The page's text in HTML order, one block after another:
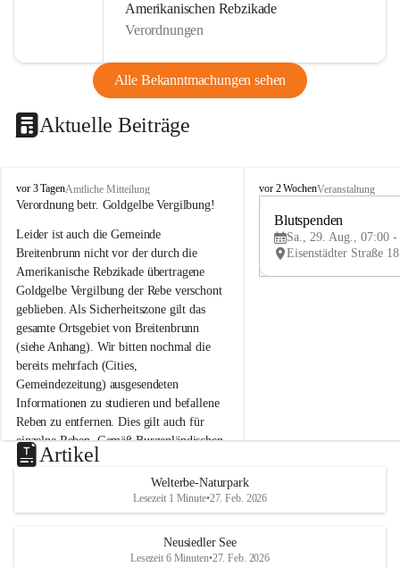
Amerikanischen Rebzikade
Verordnungen
Alle Bekanntmachungen sehen
Aktuelle Beiträge
B
r
i
t
e
n
b
r
u
n
n
a
m
N
e
u
s
d
vor 3 TagenAmtliche Mitteilung
Verordnung betr. Goldgelbe Vergilbung!
Leider ist auch die Gemeinde
Breitenbrunn nicht vor der durch die
Amerikanische Rebzikade übertragene
Goldgelbe Vergilbung der Rebe verschont
geblieben. Als Sicherheitszone gilt das
gesamte Ortsgebiet von Breitenbrunn
(siehe Anhang). Wir bitten nochmal die
bereits mehrfach (Cities,
Gemeindezeitung) ausgesendeten
Informationen zu studieren und befallene
Reben zu entfernen. Dies gilt auch für
einzelne Reben. Gemäß Burgenländischen
Weinbaugesetz sind nicht gepflegte oder
unzulässige Weingärten zu roden! Bitte
helfen wir zusammen um unsere Winzer
vor den prognostizierten Ernteausfällen
und den daraus folgenden wirtschaftlichen
B
e
u
e
d
r
vor 2 WochenVeranstaltung
Blutspenden
Sa., 29. Aug., 07:00 -
Artikel
Welterbe-Naturpark
Lesezeit 1 Minute•27. Feb. 2026
Neusiedler See
Lesezeit 6 Minuten•27. Feb. 2026